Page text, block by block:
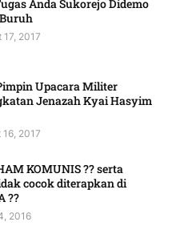
Anda Sukorejo Didemo
2017
Upacara Militer
Jenazah Kyai Hasyim
16, 2017
KOMUNIS ?? serta
cocok diterapkan di
??
2016